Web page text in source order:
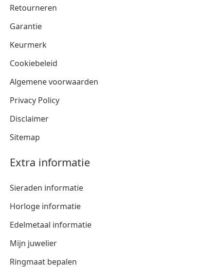
Retourneren
Garantie
Keurmerk
Cookiebeleid
Algemene voorwaarden
Privacy Policy
Disclaimer
Sitemap
Extra informatie
Sieraden informatie
Horloge informatie
Edelmetaal informatie
Mijn juwelier
Ringmaat bepalen